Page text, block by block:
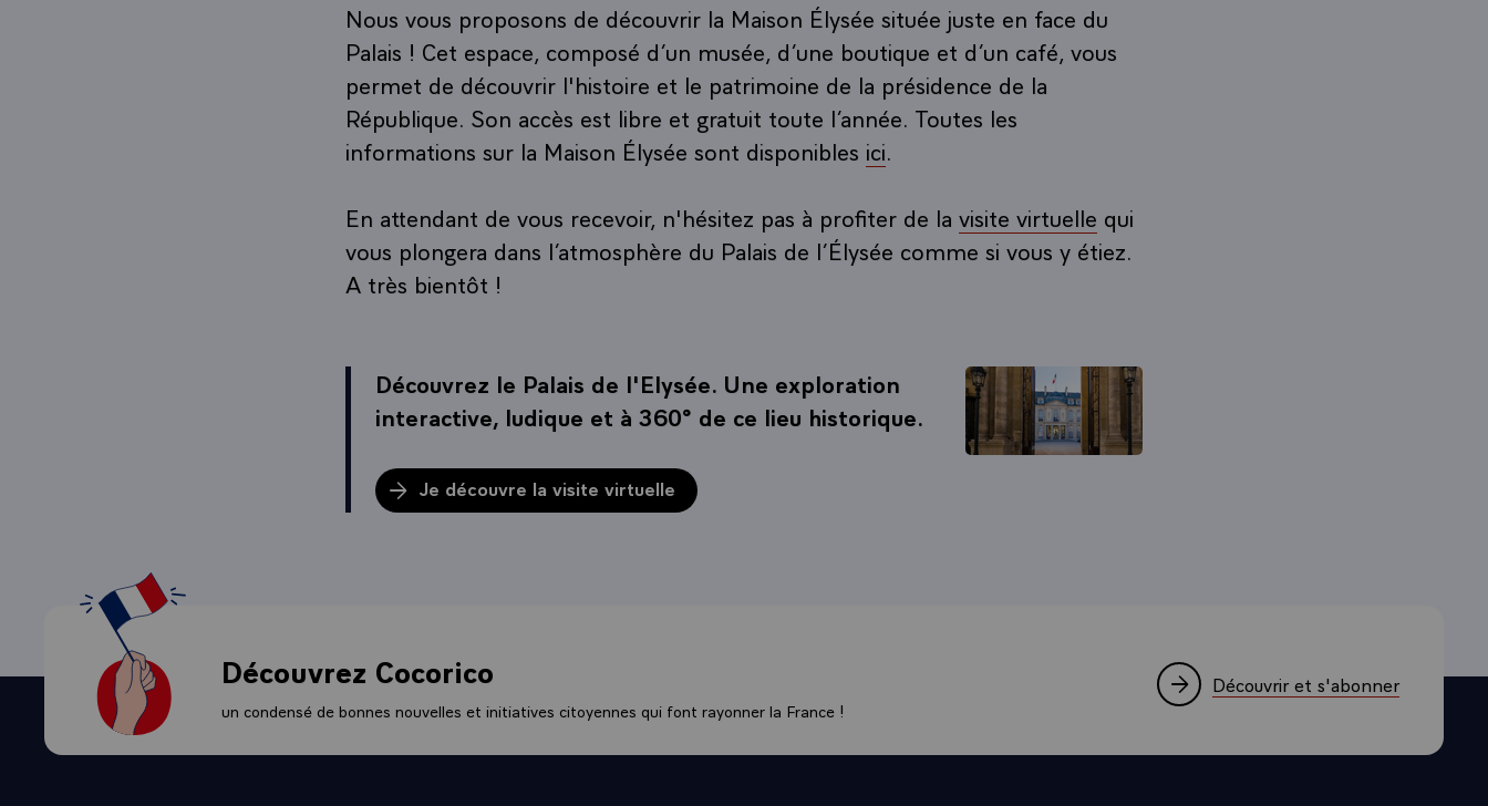
Nous vous proposons de découvrir la Maison Élysée située juste en face du
Palais ! Cet espace, composé d’un musée, d’une boutique et d’un café, vous
permet de découvrir l'histoire et le patrimoine de la présidence de la
République. Son accès est libre et gratuit toute l’année. Toutes les
informations sur la Maison Élysée sont disponibles ici.
En attendant de vous recevoir, n'hésitez pas à profiter de la visite virtuelle qui
vous plongera dans l’atmosphère du Palais de l’Élysée comme si vous y étiez.
A très bientôt !
Découvrez le Palais de l'Elysée. Une exploration
interactive, ludique et à 360° de ce lieu historique.
Je découvre la visite virtuelle
Découvrez Cocorico
un condensé de bonnes nouvelles et initiatives citoyennes qui font rayonner la France !
Découvrir et s'abonner